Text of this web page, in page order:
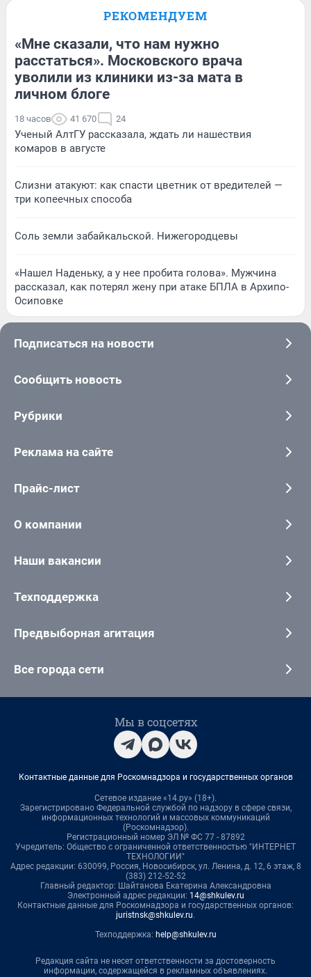
РЕКОМЕНДУЕМ
«Мне сказали, что нам нужно
расстаться». Московского врача
уволили из клиники из-за мата в
личном блоге
18 часов 41 670 24
Ученый АлтГУ рассказала, ждать ли нашествия
комаров в августе
Слизни атакуют: как спасти цветник от вредителей —
три копеечных способа
Соль земли забайкальской. Нижегородцевы
«Нашел Наденьку, а у нее пробита голова». Мужчина
рассказал, как потерял жену при атаке БПЛА в Архипо-
Осиповке
Подписаться на новости
Сообщить новость
Рубрики
Реклама на сайте
Прайс-лист
О компании
Наши вакансии
Техподдержка
Предвыборная агитация
Все города сети
Мы в соцсетях
Контактные данные для Роскомнадзора и государственных органов
Сетевое издание «14.ру» (18+).
Зарегистрировано Федеральной службой по надзору в сфере связи,
информационных технологий и массовых коммуникаций
(Роскомнадзор).
Регистрационный номер ЭЛ № ФС 77 - 87892
Учредитель: Общество с ограниченной ответственностью "ИНТЕРНЕТ
ТЕХНОЛОГИИ"
Адрес редакции: 630099, Россия, Новосибирск, ул. Ленина, д. 12, 6 этаж, 8
(383) 212-52-52
Главный редактор: Шайтанова Екатерина Александровна
Электронный адрес редакции: 14@shkulev.ru
Контактные данные для Роскомнадзора и государственных органов:
juristnsk@shkulev.ru.
Техподдержка: help@shkulev.ru
Редакция сайта не несет ответственности за достоверность
информации, содержащейся в рекламных объявлениях.